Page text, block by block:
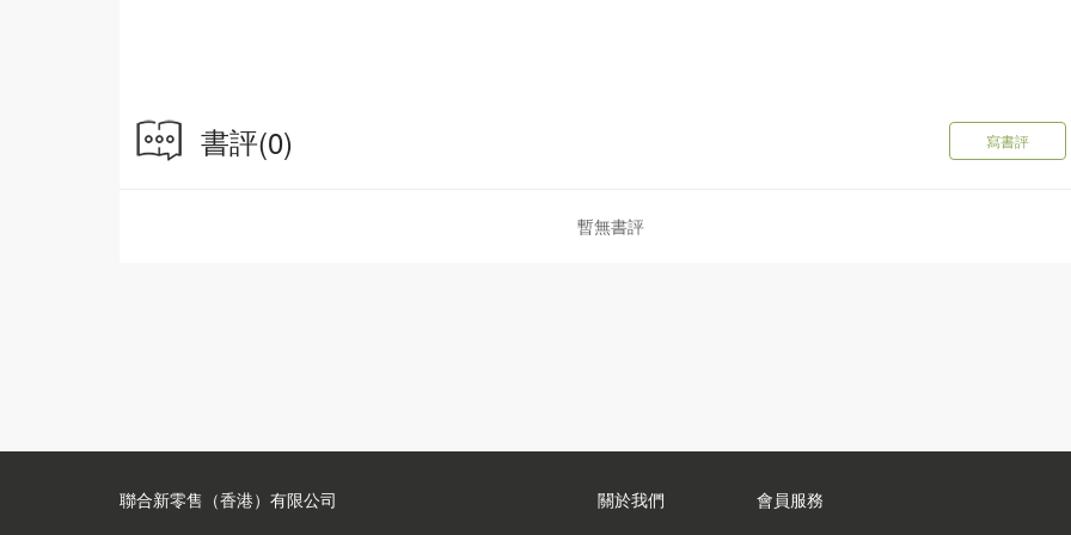
書評(0) 寫書評
暫無書評
聯合新零售（香港）有限公司 關於我們 會員服務